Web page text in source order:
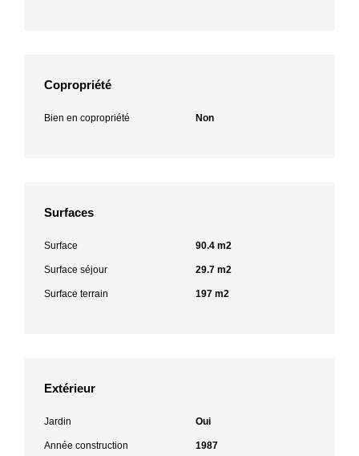
Copropriété
Bien en copropriété Non
Surfaces
Surface 90.4 m2
Surface séjour 29.7 m2
Surface terrain 197 m2
Extérieur
Jardin Oui
Année construction 1987